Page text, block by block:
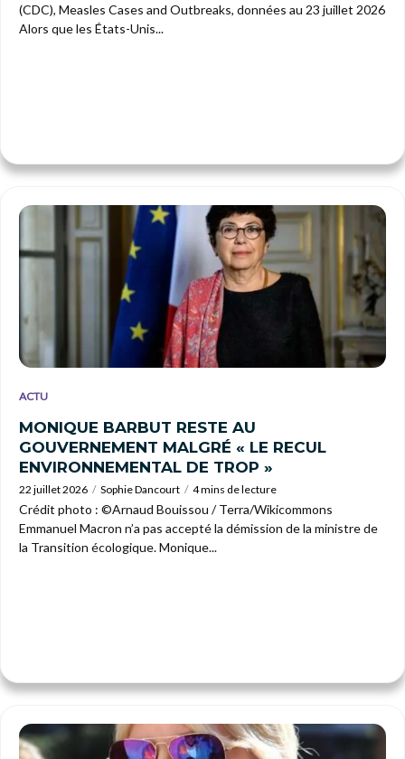
(CDC), Measles Cases and Outbreaks, données au 23 juillet 2026
Alors que les États-Unis...
ACTU
MONIQUE BARBUT RESTE AU
GOUVERNEMENT MALGRÉ « LE RECUL
ENVIRONNEMENTAL DE TROP »
22 juillet 2026 Sophie Dancourt 4 mins de lecture
Crédit photo : ©Arnaud Bouissou / Terra/Wikicommons
Emmanuel Macron n’a pas accepté la démission de la ministre de
la Transition écologique. Monique...